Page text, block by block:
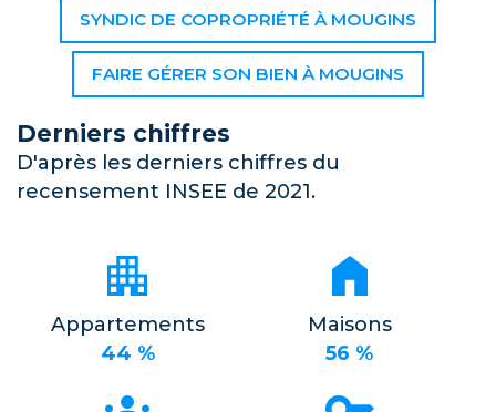
SYNDIC DE COPROPRIÉTÉ À MOUGINS
FAIRE GÉRER SON BIEN À MOUGINS
Derniers chiffres
D'après les derniers chiffres du
recensement INSEE de 2021.
Appartements
44 %
Maisons
56 %